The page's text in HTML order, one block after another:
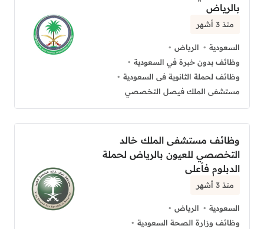
بالرياض
منذ 3 أشهر
السعودية
الرياض
وظائف بدون خبرة في السعودية
وظائف لحملة الثانوية فى السعودية
مستشفى الملك فيصل التخصصي
وظائف مستشفى الملك خالد
التخصصي للعيون بالرياض لحملة
الدبلوم فأعلى
منذ 3 أشهر
السعودية
الرياض
وظائف وزارة الصحة السعودية